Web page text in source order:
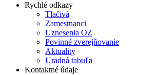
Rychlé odkazy
Tlačivá
Zamestnanci
Uznesenia OZ
Povinné zverejňovanie
Aktuality
Uradná tabuľa
Kontaktné údaje